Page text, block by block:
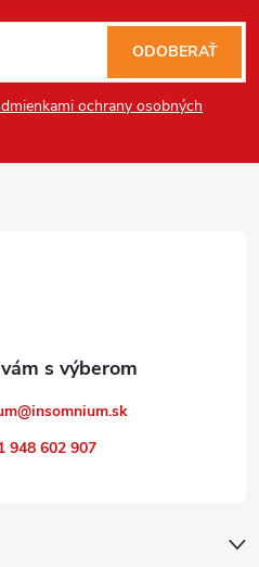
ochrany osobných
ODOBERAŤ
@insomnium.sk
948 602 907